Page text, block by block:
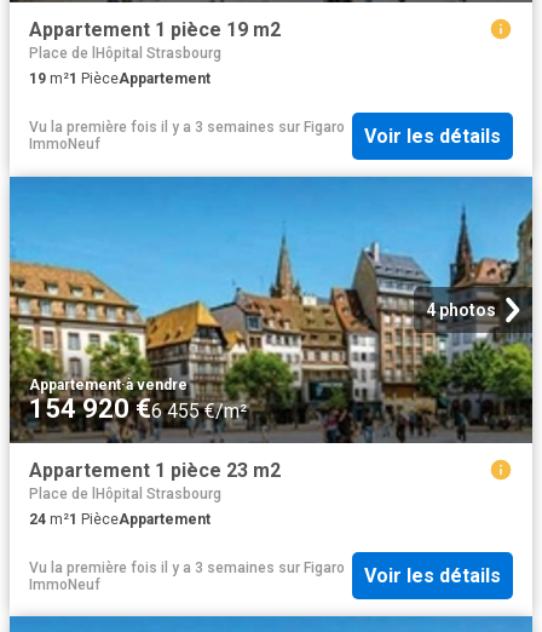
Appartement 1 pièce 19 m2
Place de lHôpital Strasbourg
19 m²1 PièceAppartement
Vu la première fois il y a 3 semaines sur Figaro
ImmoNeuf
Voir les détails
4 photos
Appartement·à vendre
154 920 €6 455 €/m²
Appartement 1 pièce 23 m2
Place de lHôpital Strasbourg
24 m²1 PièceAppartement
Vu la première fois il y a 3 semaines sur Figaro
ImmoNeuf
Voir les détails